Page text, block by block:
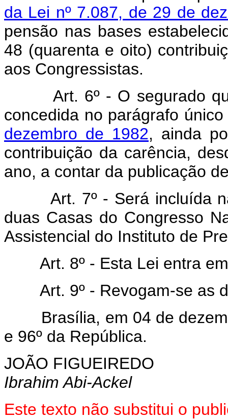
da Lei nº 7.087, de 29 de
pensão nas bases
48 (quarenta e oito)
aos Congressistas.
Art. 6º - O segurado
concedida no parágrafo
dezembro de 1982, ainda
contribuição da carência,
ano, a contar da publicação
Art. 7º - Será incluída
duas Casas do Congresso
Assistencial do Instituto de
Art. 8º - Esta Lei entra
Art. 9º - Revogam-se as
Brasília, em 04 de
e 96º da República.
JOÃO FIGUEIREDO
Ibrahim Abi-Ackel
Este texto não substitui o